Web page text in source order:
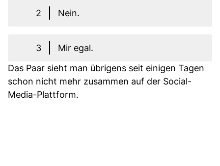
2 Nein.
3
Mir egal.
Das Paar sieht man übrigens seit einigen Tagen
schon nicht mehr zusammen auf der Social-
Media-Plattform.